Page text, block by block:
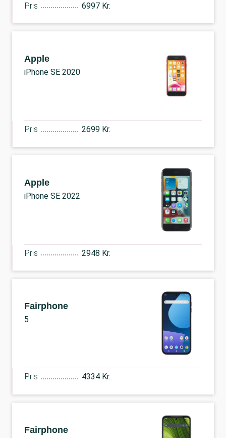
Pris 6997 Kr.
Apple
iPhone SE 2020
Pris 2699 Kr.
Apple
iPhone SE 2022
Pris 2948 Kr.
Fairphone
5
Pris 4334 Kr.
Fairphone